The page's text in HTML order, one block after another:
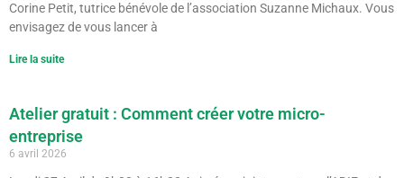
Corine Petit, tutrice bénévole de l’association Suzanne Michaux. Vous
envisagez de vous lancer à
Lire la suite
Atelier gratuit : Comment créer votre micro-
entreprise
6 avril 2026